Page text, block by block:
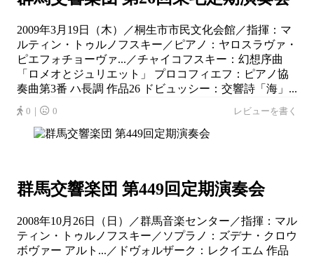
2009年3月19日（木）／桐生市市民文化会館／指揮：マ
ルティン・トゥルノフスキー／ピアノ：ヤロスラヴァ・
ピエフォチョーヴァ...／チャイコフスキー：幻想序曲
「ロメオとジュリエット」 プロコフィエフ：ピアノ協
奏曲第3番 ハ長調 作品26 ドビュッシー：交響詩「海」...
0｜ 0 レビューを書く
群馬交響楽団 第449回定期演奏会
2008年10月26日（日）／群馬音楽センター／指揮：マル
ティン・トゥルノフスキー／ソプラノ：ズデナ・クロウ
ボヴァー アルト...／ドヴォルザーク：レクイエム 作品